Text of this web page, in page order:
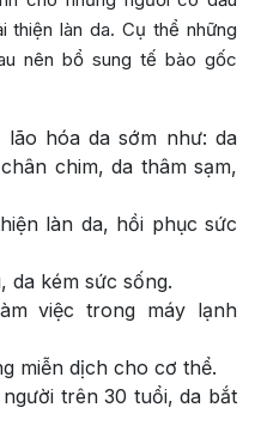
thiện làn da. Cụ thể những
nên bổ sung tế bào gốc
hóa da sớm như: da
chim, da thâm sạm,
làn da, hồi phục sức
da kém sức sống.
việc trong máy lạnh
miễn dịch cho cơ thể.
trên 30 tuổi, da bắt